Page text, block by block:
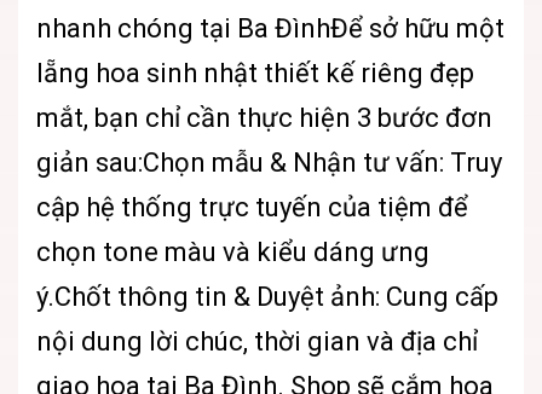
nhanh chóng tại Ba ĐìnhĐể sở hữu một
lẵng hoa sinh nhật thiết kế riêng đẹp
mắt, bạn chỉ cần thực hiện 3 bước đơn
giản sau:Chọn mẫu & Nhận tư vấn: Truy
cập hệ thống trực tuyến của tiệm để
chọn tone màu và kiểu dáng ưng
ý.Chốt thông tin & Duyệt ảnh: Cung cấp
nội dung lời chúc, thời gian và địa chỉ
giao hoa tại Ba Đình. Shop sẽ cắm hoa